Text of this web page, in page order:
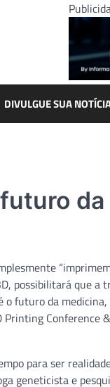
DIVULGUE SUA
possibilitará que a
futuro da
Conference
para ser
geneticista e